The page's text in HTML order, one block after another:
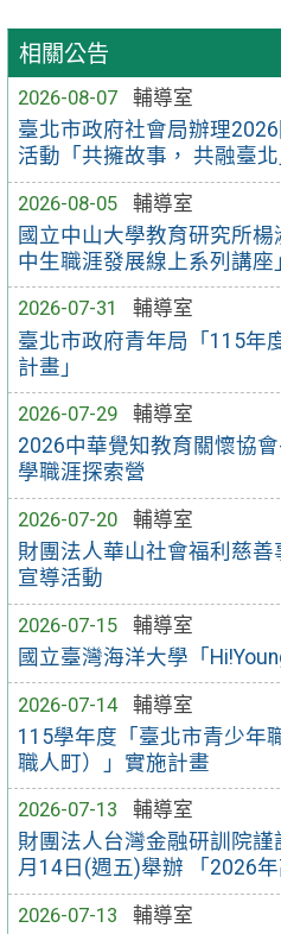
相關公告
2026-08-07
輔導室
臺北市政府社會局辦理
活動「共擁故事， 共融臺
2026-08-05
輔導室
國立中山大學教育研究所楊
中生職涯發展線上系列講座
2026-07-31
輔導室
臺北市政府青年局「115年
計畫」
2026-07-29
輔導室
2026中華覺知教育關懷協
學職涯探索營
2026-07-20
輔導室
財團法人華山社會福利慈
宣導活動
2026-07-15
輔導室
國立臺灣海洋大學「
2026-07-14
輔導室
115學年度「臺北市青少年
職人町）」實施計畫
2026-07-13
輔導室
財團法人台灣金融研訓院
月14日(週五)舉辦 「2026
2026-07-13
輔導室